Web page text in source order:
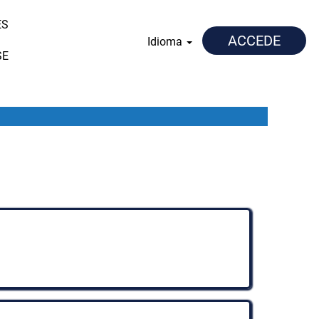
Idioma ACCEDE